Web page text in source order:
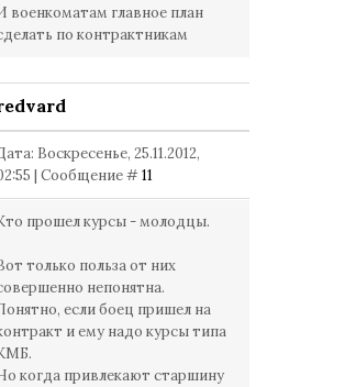
военкоматам главное план
по контрактникам
Воскресенье, 25.11.2012,
| Сообщение #11
прошел курсы - молодцы.
только польза от них
непонятна.
если боец пришел на
и ему надо курсы типа
когда привлекают старшину